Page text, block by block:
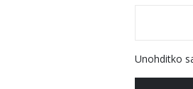
Unohditko